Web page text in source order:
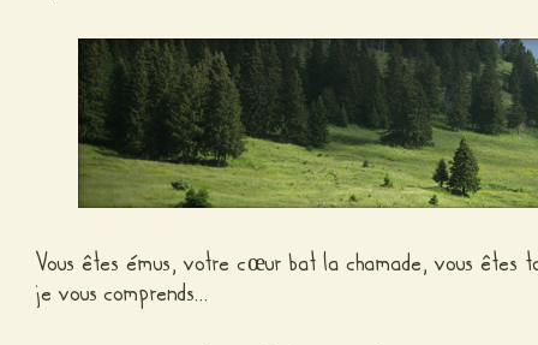
Vous êtes émus, votre cœur bat la chamade, vous êtes
je vous comprends…